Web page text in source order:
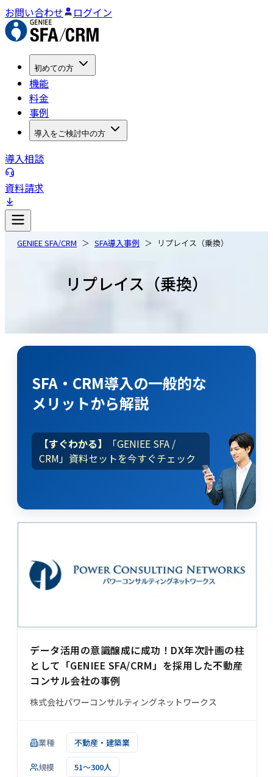
お問い合わせ ログイン
初めての方
機能
料金
事例
導入をご検討中の方
導入相談
資料請求
GENIEE SFA/CRM SFA導入事例 リプレイス（乗換）
リプレイス（乗換）
SFA・CRM導入の一般的な
メリットから解説
【すぐわかる】
「GENIEE SFA /
CRM」資料セットを今すぐチェック
データ活用の意識醸成に成功！DX年次計画の柱
として「GENIEE SFA/CRM」を採用した不動産
コンサル会社の事例
株式会社パワーコンサルティングネットワークス
業種 不動産・建築業
規模 51～300人